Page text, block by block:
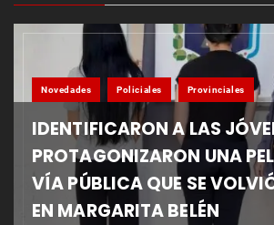
Novedades Policiales Provinciales
IDENTIFICARON A LAS
PROTAGONIZARON UNA
VÍA PÚBLICA QUE SE
EN MARGARITA BELÉN